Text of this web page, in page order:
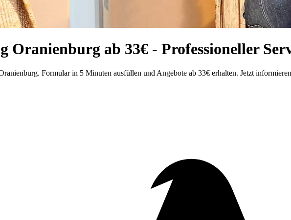
Oranienburg ab 33€ - Professioneller
Formular in 5 Minuten ausfüllen und Angebote ab 33€ erhalten. Jetzt